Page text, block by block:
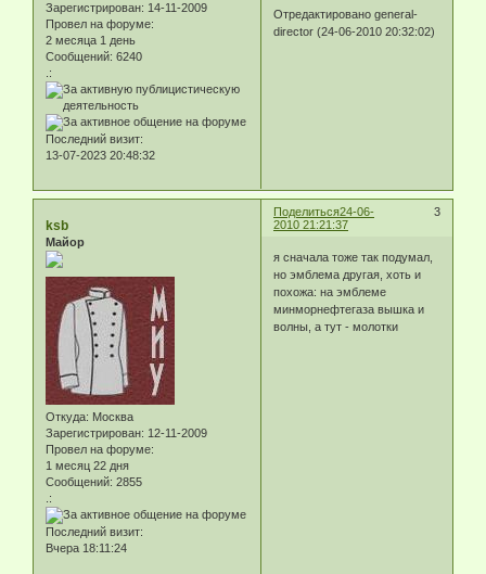
Зарегистрирован: 14-11-2009
Провел на форуме:
2 месяца 1 день
Сообщений: 6240
.:
Последний визит:
13-07-2023 20:48:32
Отредактировано general-
director (24-06-2010 20:32:02)
Поделиться 3
24-06-
2010 21:21:37
ksb
Майор
Откуда: Москва
Зарегистрирован: 12-11-2009
Провел на форуме:
1 месяц 22 дня
Сообщений: 2855
.:
Последний визит:
Вчера 18:11:24
я сначала тоже так подумал,
но эмблема другая, хоть и
похожа: на эмблеме
минморнефтегаза вышка и
волны, а тут - молотки